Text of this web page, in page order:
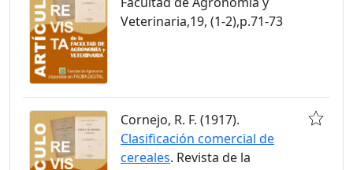
Veterinaria,19, (1-2),p.71-73
Cornejo, R. F. (1917).
Clasificación comercial de
cereales. Revista de la